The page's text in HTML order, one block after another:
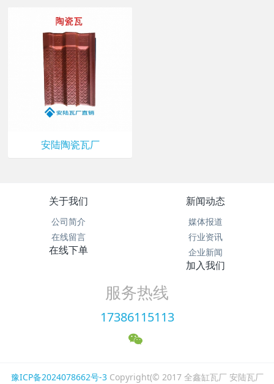
安陆陶瓷瓦厂
关于我们
公司简介
在线留言
新闻动态
媒体报道
行业资讯
企业新闻
在线下单
加入我们
服务热线
17386115113
豫ICP备2024078662号-3Copyright(© 2017 全鑫缸瓦厂 安陆瓦厂